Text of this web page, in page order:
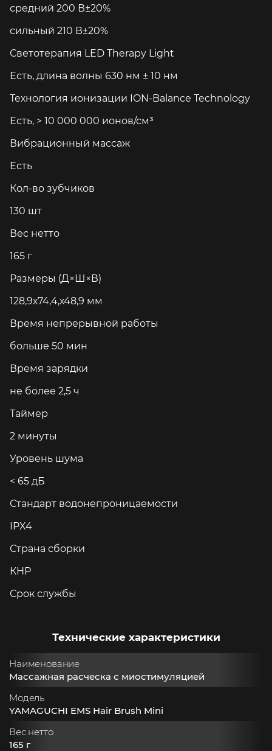
средний 200 В±20%
сильный 210 В±20%
Светотерапия LED Therapy Light
Есть, длина волны 630 нм ± 10 нм
Технология ионизации ION-Balance Technology
Есть, > 10 000 000 ионов/см³
Вибрационный массаж
Есть
Кол-во зубчиков
130 шт
Вес нетто
165 г
Размеры (Д×Ш×В)
128,9х74,4,х48,9 мм
Время непрерывной работы
больше 50 мин
Время зарядки
не более 2,5 ч
Таймер
2 минуты
Уровень шума
< 65 дБ
Стандарт водонепроницаемости
IPX4
Страна сборки
КНР
Срок службы
Технические характеристики
Наименование
Массажная расческа с миостимуляцией
Модель
YAMAGUCHI EMS Hair Brush Mini
Вес нетто
165 г